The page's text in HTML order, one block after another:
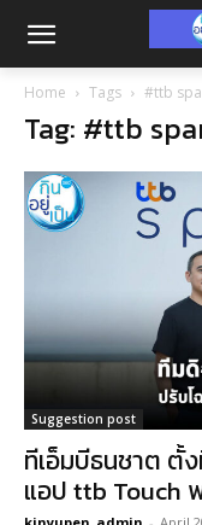
Home Tags #ttb
Tag: #ttb
Suggestion post
ทีเอ็มบีธนชาต ตั้
แอป ttb Touch